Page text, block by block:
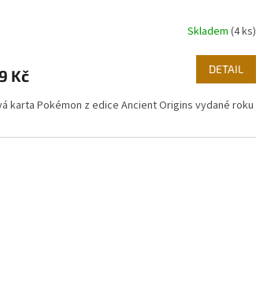
Skladem (4 ks)
Kč DETAIL
karta Pokémon z edice Ancient Origins vydané roku